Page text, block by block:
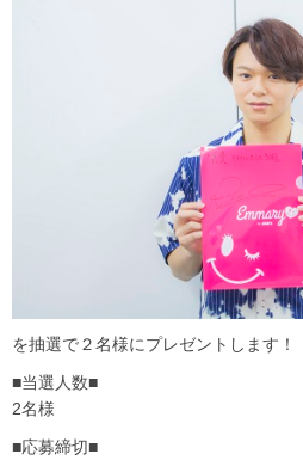
を抽選で２名様にプレゼントします！
■当選人数■
2名様
■応募締切■